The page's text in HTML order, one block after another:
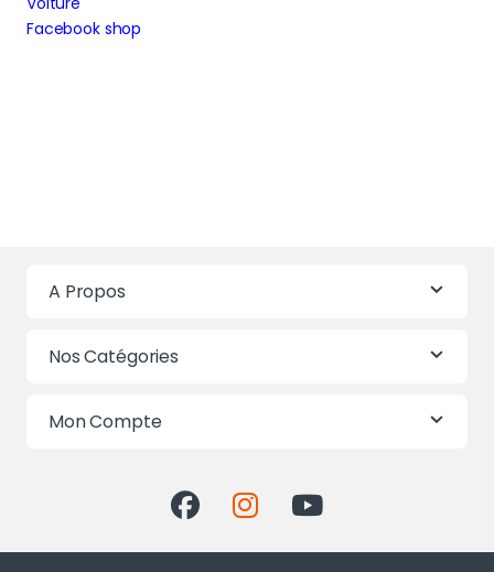
Facebook shop
A Propos
Nos Catégories
Mon Compte